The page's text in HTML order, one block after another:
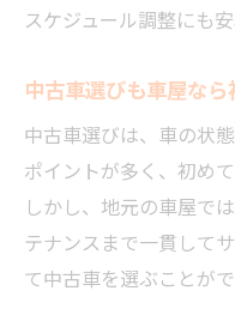
鈑金や損傷修
中古車の不具
損保や生命保険相
車屋で損保保
生命保険の選
車検や修理と
スケジュール調整にも
中古車選びも車屋な
中古車選びは、車の状
ポイントが多く、初め
しかし、地元の車屋で
テナンスまで一貫して
て中古車を選ぶことがで